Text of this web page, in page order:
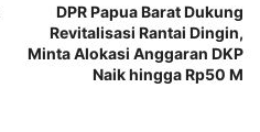
DPR Papua Barat Dukung
Revitalisasi Rantai Dingin,
Minta Alokasi Anggaran DKP
Naik hingga Rp50 M